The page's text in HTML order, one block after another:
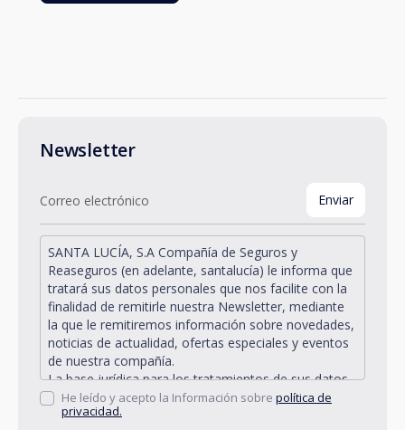
Newsletter
SANTA LUCÍA, S.A Compañía de Seguros y
Reaseguros (en adelante, santalucía) le informa que
tratará sus datos personales que nos facilite con la
finalidad de remitirle nuestra Newsletter, mediante
la que le remitiremos información sobre novedades,
noticias de actualidad, ofertas especiales y eventos
de nuestra compañía.
La base jurídica para los tratamientos de sus datos
personales descritos se encuentra en la propia
gestión y desarrollo de la relación jurídica existente
He leído y acepto la Información sobre política de
privacidad.